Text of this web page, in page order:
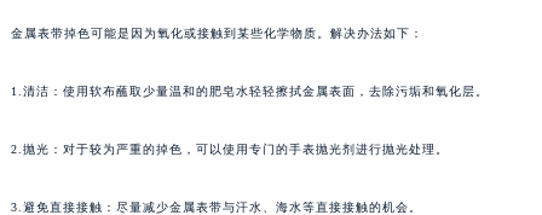
金属表带掉色可能是因为氧化或接触到某些化学物质。解决办法如下：
1.清洁：使用软布蘸取少量温和的肥皂水轻轻擦拭金属表面，去除污垢和氧化层。
2.抛光：对于较为严重的掉色，可以使用专门的手表抛光剂进行抛光处理。
3.避免直接接触：尽量减少金属表带与汗水、海水等直接接触的机会。